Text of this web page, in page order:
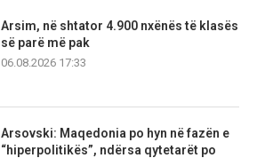
Arsim, në shtator 4.900 nxënës të klasës
së parë më pak
06.08.2026 17:33
Arsovski: Maqedonia po hyn në fazën e
“hiperpolitikës”, ndërsa qytetarët po